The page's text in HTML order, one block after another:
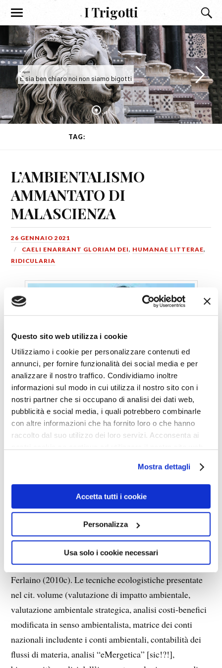
Questo sito web utilizza i cookie
Utilizziamo i cookie per personalizzare contenuti ed
annunci, per fornire funzionalità dei social media e per
analizzare il nostro traffico. Condividiamo inoltre
informazioni sul modo in cui utilizza il nostro sito con i
nostri partner che si occupano di analisi dei dati web,
pubblicità e social media, i quali potrebbero combinarle
con altre informazioni che ha fornito loro o che hanno
raccolto dal suo utilizzo dei loro servizi. Acconsenta ai
Mostra dettagli
Accetta tutti i cookie
Personalizza
Usa solo i cookie necessari
I Trigotti
I Trigotti
E sia ben chiaro noi non siamo bigotti
TAG:
L’AMBIENTALISMO
AMMANTATO DI
MALASCIENZA
26 GENNAIO 2021
CAELI ENARRANT GLORIAM DEI, HUMANAE LITTERAE,
RIDICULARIA
la fallacia e la malafede, ma secondo procedimenti che
mirano più ad impressionare per via di metafore che ad
ottenere affidabili risultati scientifici. Tale è il caso, ad
esempio, del volumeStrumenti per la valutazione
ambientale della città e del territorio, curato dal
Ferlaino (2010c). Le tecniche ecologistiche presentate
nel cit. volume (valutazione di impatto ambientale,
valutazione ambientale strategica, analisi costi-benefici
modificata in senso ambientalista, matrice dei conti
nazionali includente i conti ambientali, contabilità dei
flussi di materia, analisi “eMergetica” [sic!?!],